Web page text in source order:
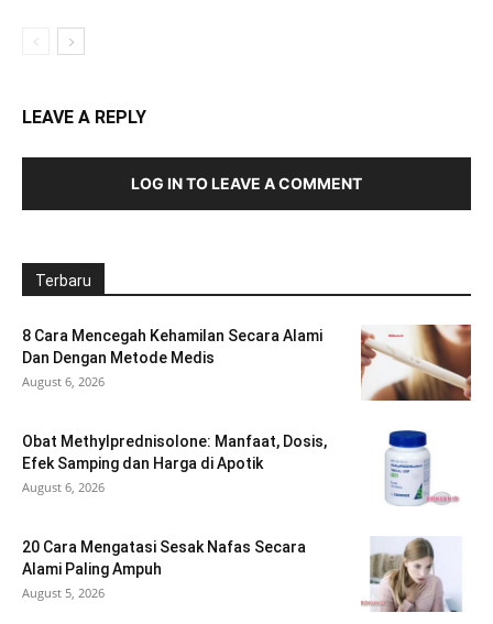
LEAVE A REPLY
LOG IN TO LEAVE A COMMENT
Terbaru
8 Cara Mencegah Kehamilan Secara Alami
Dan Dengan Metode Medis
August 6, 2026
Obat Methylprednisolone: Manfaat, Dosis,
Efek Samping dan Harga di Apotik
August 6, 2026
20 Cara Mengatasi Sesak Nafas Secara
Alami Paling Ampuh
August 5, 2026